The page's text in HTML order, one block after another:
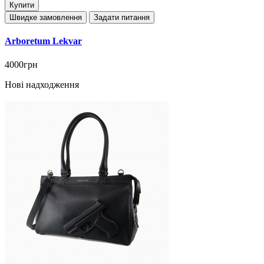
Купити
Швидке замовлення
Задати питання
Arboretum Lekvar
4000грн
Нові надходження